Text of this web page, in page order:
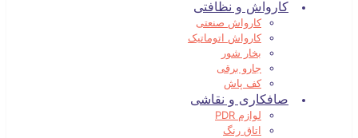
کارواش و نظافتی
کارواش صنعتی
کارواش اتوماتیک
بخار شور
جارو برقی
کف پاش
صافکاری و نقاشی
لوازم PDR
اتاق رنگ